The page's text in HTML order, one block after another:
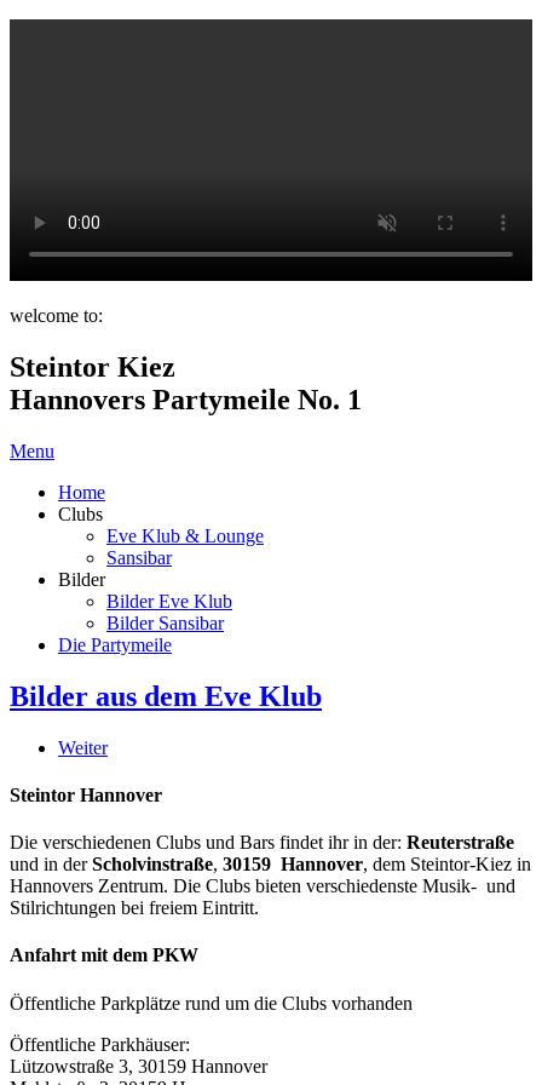
welcome to:
Steintor Kiez
Hannovers Partymeile No. 1
Menu
Home
Clubs
Eve Klub & Lounge
Sansibar
Bilder
Bilder Eve Klub
Bilder Sansibar
Die Partymeile
Bilder aus dem Eve Klub
Weiter
Steintor Hannover
Die verschiedenen Clubs und Bars findet ihr in der: Reuterstraße
und in derScholvinstraße, 30159 Hannover, dem Steintor-Kiez in
Hannovers Zentrum. Die Clubs bieten verschiedenste Musik- und
Stilrichtungen bei freiem Eintritt.
Anfahrt mit dem PKW
Öffentliche Parkplätze rund um die Clubs vorhanden
Öffentliche Parkhäuser:
Lützowstraße 3, 30159 Hannover